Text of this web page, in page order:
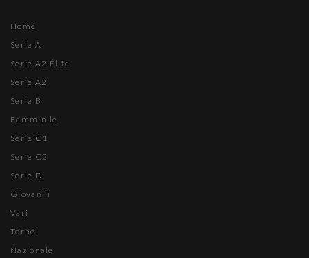
Home
Serie A
Serie A2 Élite
Serie A2
Serie B
Femminile
Serie C1
Serie C2
Serie D
Giovanili
Vari
Tornei
Nazionale